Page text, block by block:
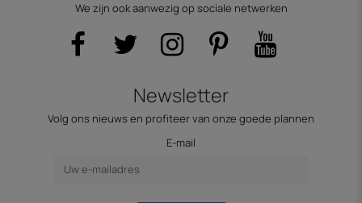
We zijn ook aanwezig op sociale netwerken
Newsletter
Volg ons nieuws en profiteer van onze goede plannen
E-mail